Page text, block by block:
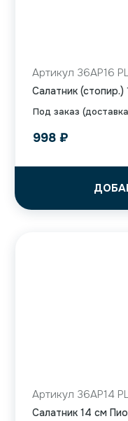
Под заказ
Артикул 36AP16
Салатник
998 ₽
Артикул 36AP14
Салатник 14 см